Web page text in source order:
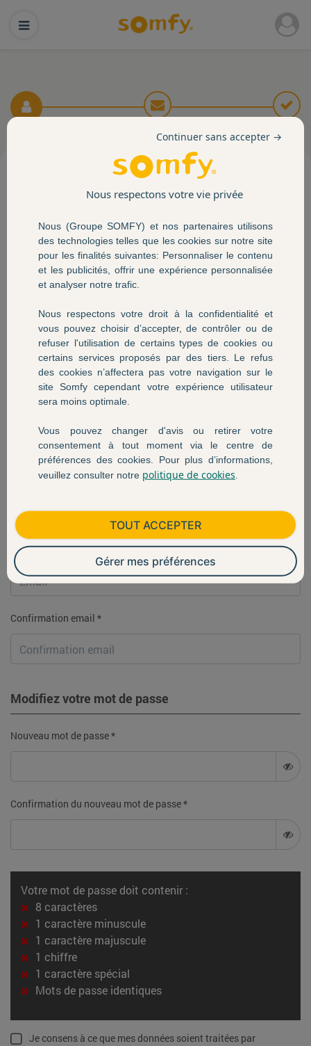
Inscription
*Champs obligatoires.
Vos coordonnées
Civilité *
Mme
M
Prénom *
Email *
Confirmation email *
Modifiez votre mot de passe
Nouveau mot de passe *
Confirmation du nouveau mot de passe *
Votre mot de passe doit contenir :
8 caractères
1 caractère minuscule
1 caractère majuscule
1 chiffre
1 caractère spécial
Mots de passe identiques
Je consens à ce que mes données soient traitées par
Nous respectons votre vie privée
Nous (Groupe SOMFY) et nos partenaires utilisons
des technologies telles que les cookies sur notre site
pour les finalités suivantes: Personnaliser le contenu
et les publicités, offrir une expérience personnalisée
et analyser notre trafic.
Nous respectons votre droit à la confidentialité et
vous pouvez choisir d’accepter, de contrôler ou de
refuser l'utilisation de certains types de cookies ou
certains services proposés par des tiers. Le refus
des cookies n’affectera pas votre navigation sur le
site Somfy cependant votre expérience utilisateur
sera moins optimale.
Vous pouvez changer d'avis ou retirer votre
consentement à tout moment via le centre de
préférences des cookies. Pour plus d’informations,
veuillez consulter notre politique de cookies
Continuer sans accepter →
TOUT ACCEPTER
Gérer mes préférences